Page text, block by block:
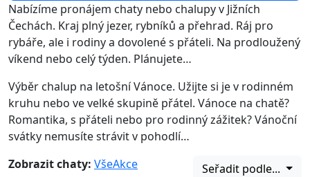
Nabízíme pronájem chaty nebo chalupy v Jižních
Čechách. Kraj plný jezer, rybníků a přehrad. Ráj pro
rybáře, ale i rodiny a dovolené s přáteli. Na prodloužený
víkend nebo celý týden. Plánujete…
Výběr chalup na letošní Vánoce. Užijte si je v rodinném
kruhu nebo ve velké skupině přátel. Vánoce na chatě?
Romantika, s přáteli nebo pro rodinný zážitek? Vánoční
svátky nemusíte strávit v pohodlí…
Zobrazit chaty: VšeAkce Seřadit podle...